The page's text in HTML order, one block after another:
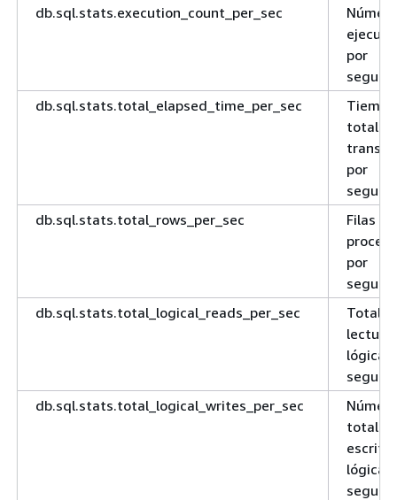
db.sql.stats.execution_count_per_sec
por
db.sql.stats.total_elapsed_time_per_sec
Tiempo
total
por
db.sql.stats.total_rows_per_sec
Filas
por
db.sql.stats.total_logical_reads_per_sec
Total
lógicas
db.sql.stats.total_logical_writes_per_sec
Número
total
lógicas